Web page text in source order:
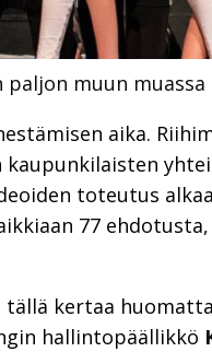
paljon muun
aika.
kaupunkilaisten
toteutus
77
tällä kertaa
hallintopäällikkö